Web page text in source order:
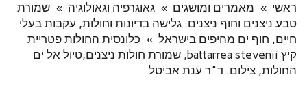
ראשי » מאמרים ומושגים » גאוגרפיה וגאולוגיה » שמורת
טבע ניצנים וחוף ניצנים: גלישה בדיונות וחולות, עקבות בעלי
חיים, חוף ים מהיפים בישראל » כלונסית החולות פטריית
קיץ battarrea stevenii, שמורת חולות ניצנים,טיול אל ים
החולות, צילום: ד"ר ענת אביטל